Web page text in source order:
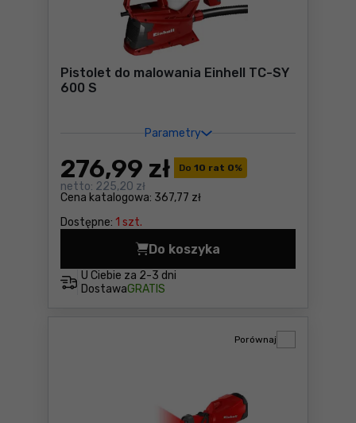
Pistolet do malowania Einhell TC-SY
600 S
Parametry
Do 10 rat 0%
Cena katalogowa: 367,77 zł
276,99 zł
netto: 225,20 zł
Dostępne: 1 szt.
U Ciebie za 2-3 dni
DostawaGRATIS
Do koszyka
Pistolet do malowania
Porównaj